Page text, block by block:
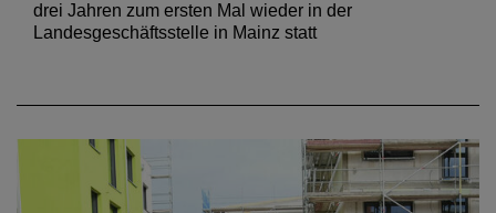
drei Jahren zum ersten Mal wieder in der
Landesgeschäftsstelle in Mainz statt